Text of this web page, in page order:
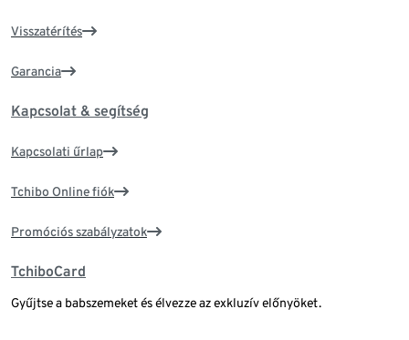
Visszatérítés
Garancia
Kapcsolat & segítség
Kapcsolati űrlap
Tchibo Online fiók
Promóciós szabályzatok
TchiboCard
Gyűjtse a babszemeket és élvezze az exkluzív előnyöket.